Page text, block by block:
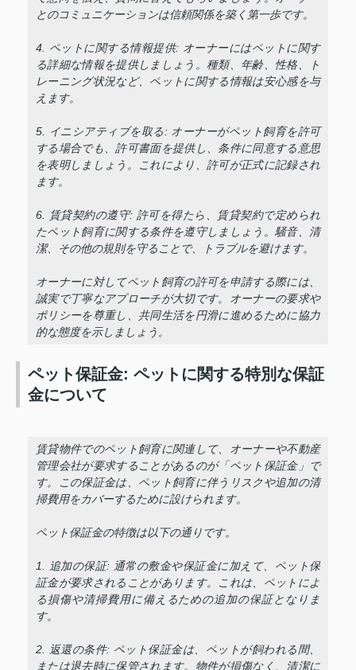
とのコミュニケーションは信頼関係を築く第一歩です。
4. ペットに関する情報提供: オーナーにはペットに関す
る詳細な情報を提供しましょう。種類、年齢、性格、ト
レーニング状況など、ペットに関する情報は安心感を与
えます。
5. イニシアティブを取る: オーナーがペット飼育を許可
する場合でも、許可書面を提供し、条件に同意する意思
を表明しましょう。これにより、許可が正式に記録され
ます。
6. 賃貸契約の遵守: 許可を得たら、賃貸契約で定められ
たペット飼育に関する条件を遵守しましょう。騒音、清
潔、その他の規則を守ることで、トラブルを避けます。
オーナーに対してペット飼育の許可を申請する際には、
誠実で丁寧なアプローチが大切です。オーナーの要求や
ポリシーを尊重し、共同生活を円滑に進めるために協力
的な態度を示しましょう。
ペット保証金: ペットに関する特別な保証
金について
賃貸物件でのペット飼育に関連して、オーナーや不動産
管理会社が要求することがあるのが「ペット保証金」で
す。この保証金は、ペット飼育に伴うリスクや追加の清
掃費用をカバーするために設けられます。
ペット保証金の特徴は以下の通りです。
1. 追加の保証: 通常の敷金や保証金に加えて、ペット保
証金が要求されることがあります。これは、ペットによ
る損傷や清掃費用に備えるための追加の保証となりま
す。
2. 返還の条件: ペット保証金は、ペットが飼われる間、
または退去時に保管されます。物件が損傷なく、清潔に